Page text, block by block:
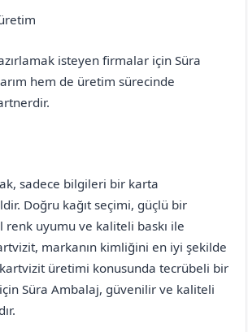
isteyen firmalar için Süra
hem de üretim sürecinde
sadece bilgileri bir karta
Doğru kağıt seçimi, güçlü bir
renk uyumu ve kaliteli baskı ile
markanın kimliğini en iyi şekilde
kartvizit üretimi konusunda tecrübeli bir
Süra Ambalaj, güvenilir ve kaliteli